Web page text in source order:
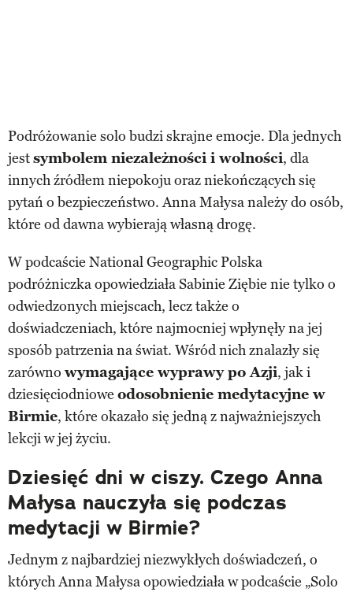
Podróżowanie solo budzi skrajne emocje. Dla jednych
jestsymbolem niezależności i wolności, dla
innych źródłem niepokoju oraz niekończących się
pytań o bezpieczeństwo. Anna Małysa należy do osób,
które od dawna wybierają własną drogę.
W podcaście National Geographic Polska
podróżniczka opowiedziała Sabinie Ziębie nie tylko o
odwiedzonych miejscach, lecz także o
doświadczeniach, które najmocniej wpłynęły na jej
sposób patrzenia na świat. Wśród nich znalazły się
zarówno wymagające wyprawy po Azji, jak i
dziesięciodniowe odosobnienie medytacyjne w
Birmie, które okazało się jedną z najważniejszych
lekcji w jej życiu.
Dziesięć dni w ciszy. Czego Anna
Małysa nauczyła się podczas
medytacji w Birmie?
Jednym z najbardziej niezwykłych doświadczeń, o
których Anna Małysa opowiedziała w podcaście „Solo